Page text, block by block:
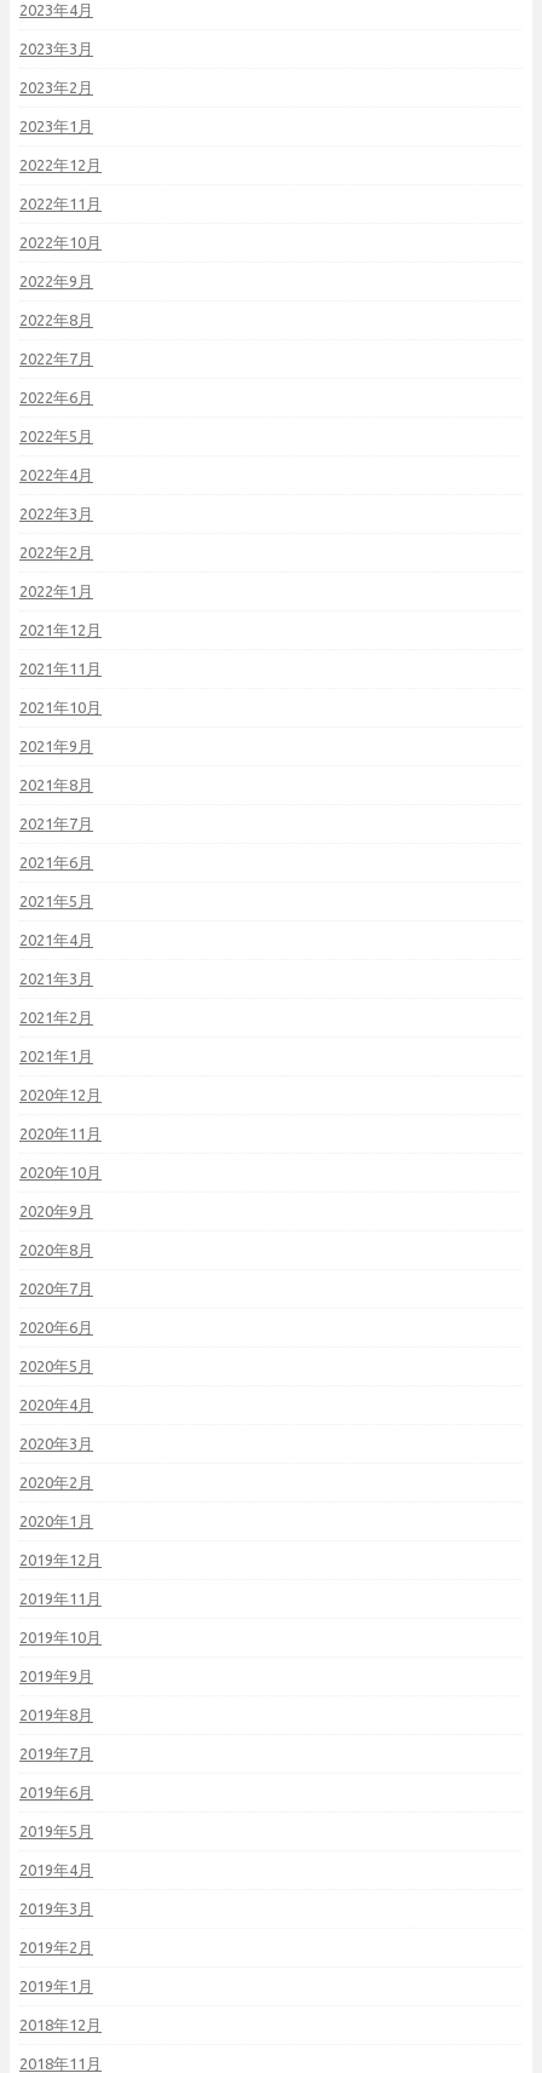
2023年4月
2023年3月
2023年2月
2023年1月
2022年12月
2022年11月
2022年10月
2022年9月
2022年8月
2022年7月
2022年6月
2022年5月
2022年4月
2022年3月
2022年2月
2022年1月
2021年12月
2021年11月
2021年10月
2021年9月
2021年8月
2021年7月
2021年6月
2021年5月
2021年4月
2021年3月
2021年2月
2021年1月
2020年12月
2020年11月
2020年10月
2020年9月
2020年8月
2020年7月
2020年6月
2020年5月
2020年4月
2020年3月
2020年2月
2020年1月
2019年12月
2019年11月
2019年10月
2019年9月
2019年8月
2019年7月
2019年6月
2019年5月
2019年4月
2019年3月
2019年2月
2019年1月
2018年12月
2018年11月